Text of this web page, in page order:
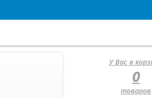
У Вас в
0
товаров